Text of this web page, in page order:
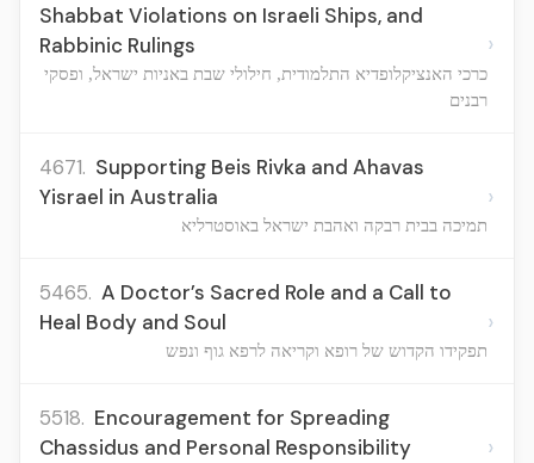
Shabbat Violations on Israeli Ships, and
Rabbinic Rulings
כרכי האנציקלופדיא התלמודית, חילולי שבת באניות ישראל, ופסקי
רבנים
›
4671. Supporting Beis Rivka and Ahavas
Yisrael in Australia
תמיכה בבית רבקה ואהבת ישראל באוסטרליא
›
5465. A Doctor’s Sacred Role and a Call to
Heal Body and Soul
תפקידו הקדוש של רופא וקריאה לרפא גוף ונפש
›
5518. Encouragement for Spreading
Chassidus and Personal Responsibility
›